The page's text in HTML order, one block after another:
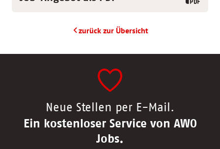
zurück zur Übersicht
Neue Stellen per E-Mail.
Ein kostenloser Service von AWO
Jobs.